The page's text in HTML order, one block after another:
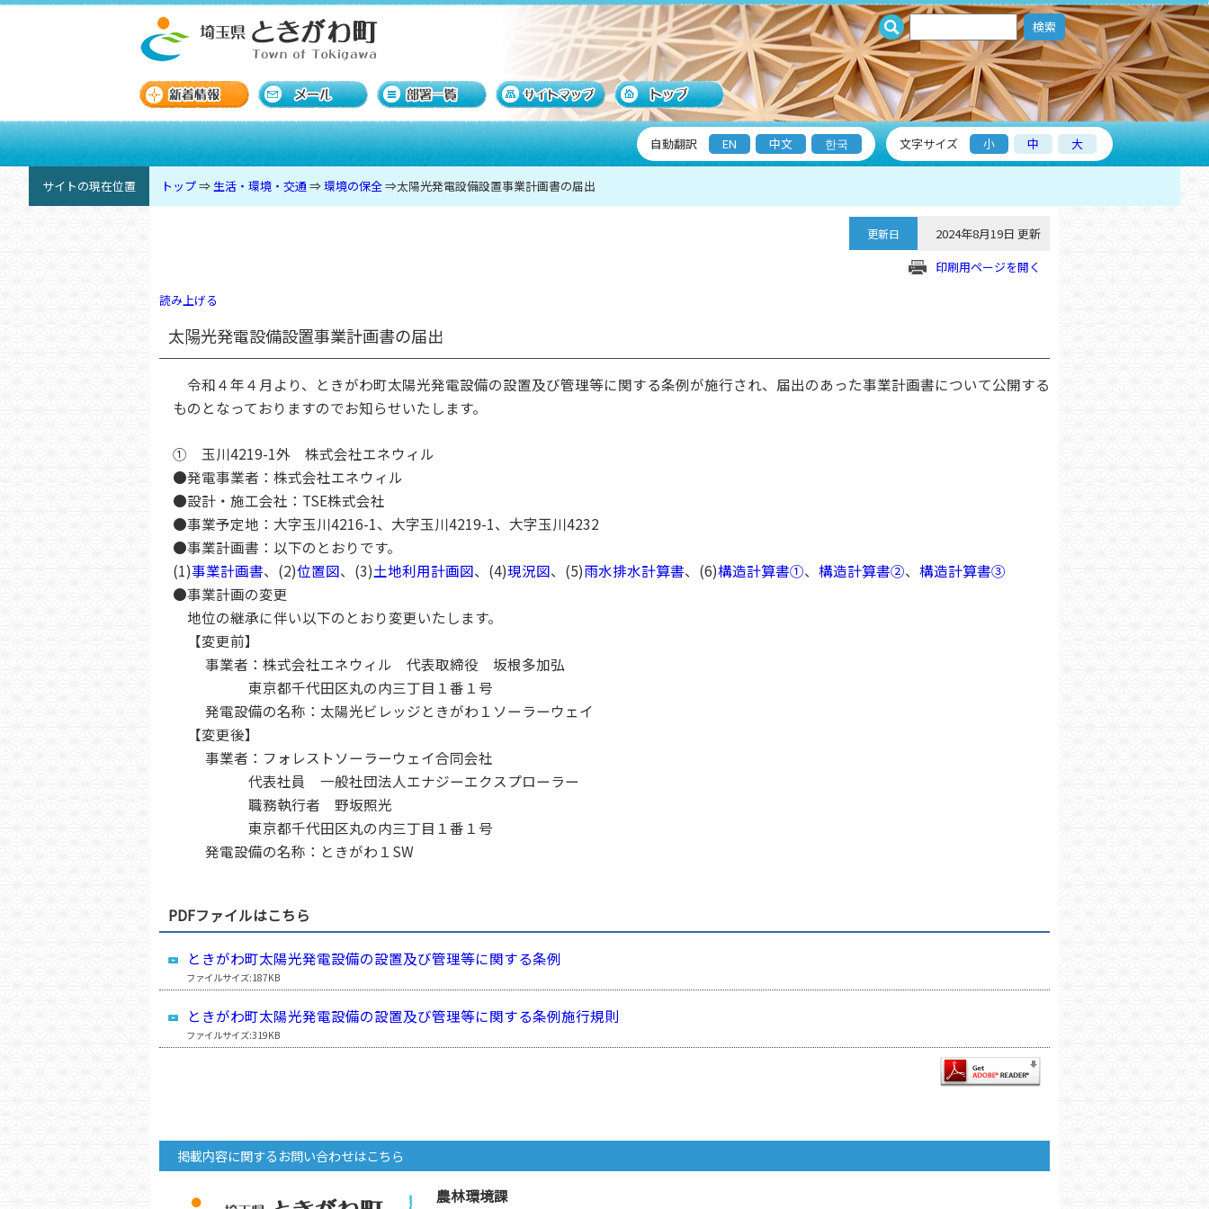
検索
自動翻訳 EN 中文 한국 文字サイズ 小 中 大
サイトの現在位置 トップ⇒生活・環境・交通 ⇒環境の保全⇒太陽光発電設備設置事業計画書の届出
更新日
2024年8月19日 更新
印刷用ページを開く
読み上げる
太陽光発電設備設置事業計画書の届出
令和４年４月より、ときがわ町太陽光発電設備の設置及び管理等に関する条例が施行され、届出のあった事業計画書について公開する
ものとなっておりますのでお知らせいたします。
① 玉川4219-1外 株式会社エネウィル
●発電事業者：株式会社エネウィル
●設計・施工会社：TSE株式会社
●事業予定地：大字玉川4216-1、大字玉川4219-1、大字玉川4232
●事業計画書：以下のとおりです。
(1)事業計画書、(2)位置図、(3)土地利用計画図、(4)現況図、(5)雨水排水計算書、(6)構造計算書①、 構造計算書②、 構造計算書③
●事業計画の変更
地位の継承に伴い以下のとおり変更いたします。
【変更前】
事業者：株式会社エネウィル 代表取締役 坂根多加弘
東京都千代田区丸の内三丁目１番１号
発電設備の名称：太陽光ビレッジときがわ１ソーラーウェイ
【変更後】
事業者：フォレストソーラーウェイ合同会社
代表社員 一般社団法人エナジーエクスプローラー
職務執行者 野坂照光
東京都千代田区丸の内三丁目１番１号
発電設備の名称：ときがわ１SW
PDFファイルはこちら
ときがわ町太陽光発電設備の設置及び管理等に関する条例
ファイルサイズ:187KB
ときがわ町太陽光発電設備の設置及び管理等に関する条例施行規則
ファイルサイズ:319KB
掲載内容に関するお問い合わせはこちら
農林環境課